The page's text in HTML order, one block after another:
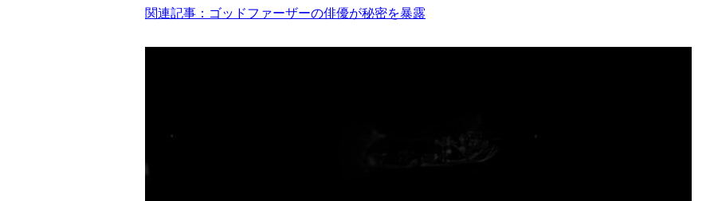
関連記事：ゴッドファーザーの俳優が秘密を暴露